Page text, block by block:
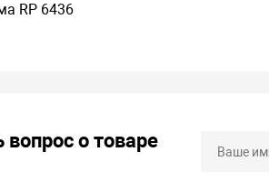
RP 6436
вопрос о товаре